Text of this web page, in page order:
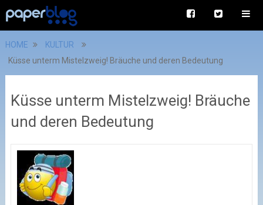
HOME
KULTUR
Küsse unterm Mistelzweig! Bräuche und deren Bedeutung
Küsse unterm Mistelzweig! Bräuche
und deren Bedeutung